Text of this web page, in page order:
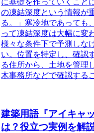
に基礎を作っていくこと
の凍結深度という情報が
る。」 寒冷地であっても
って凍結深度は大幅に変
様々な条件下で予測しな
い。位置を特定し、確認
る住所から、土地を管理
木事務所などで確認する
建築用語『アイキャ
は？役立つ実例を解